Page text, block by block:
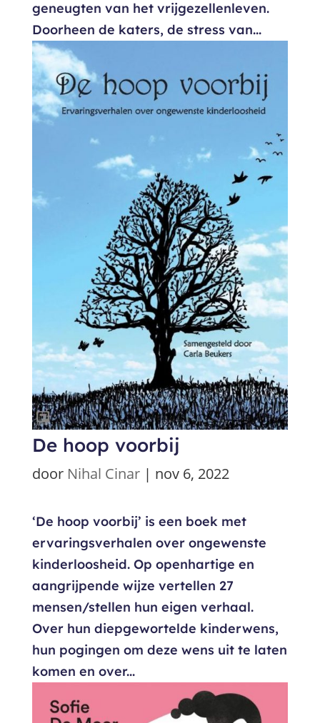
geneugten van het vrijgezellenleven.
Doorheen de katers, de stress van...
De hoop voorbij
door Nihal Cinar| nov 6, 2022
‘De hoop voorbij’ is een boek met
ervaringsverhalen over ongewenste
kinderloosheid. Op openhartige en
aangrijpende wijze vertellen 27
mensen/stellen hun eigen verhaal.
Over hun diepgewortelde kinderwens,
hun pogingen om deze wens uit te laten
komen en over...